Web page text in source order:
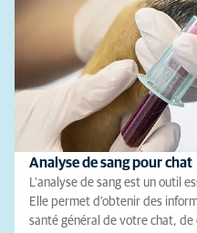
Analyse de sang pour chat
L’analyse de sang est un outil
Elle permet d’obtenir des
santé général de votre chat,